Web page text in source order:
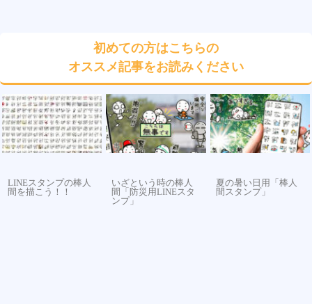
初めての方はこちらの
オススメ記事をお読みください
LINEスタンプの棒人
間を描こう！！
いざという時の棒人
間「防災用LINEスタ
ンプ」
夏の暑い日用「棒人
間スタンプ」